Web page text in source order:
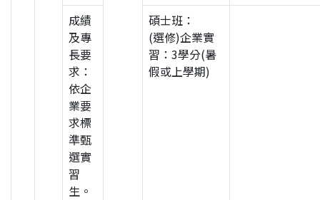
成績
及專
長要
求：
依企
業要
求標
準甄
選實
習
生。
碩士班：
(選修)企業實
習：3學分(暑
假或上學期)